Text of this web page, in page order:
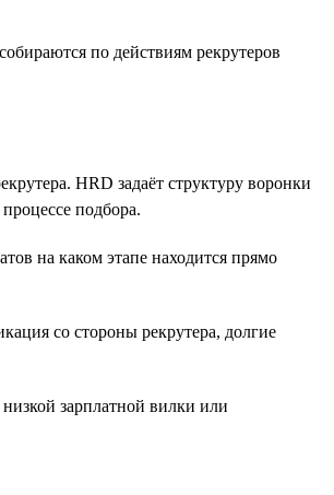
по действиям рекрутеров
HRD задаёт структуру воронки
подбора.
на каком этапе находится прямо
со стороны рекрутера, долгие
зарплатной вилки или